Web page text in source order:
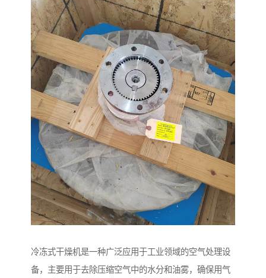
冷冻式干燥机是一种广泛应用于工业领域的空气处理设
备，主要用于去除压缩空气中的水分和油雾，确保用气